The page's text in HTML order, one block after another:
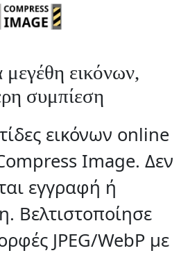
εικόνων,
συμπίεση
εικόνων online
Image. Δεν
εγγραφή ή
Βελτιστοποίησε
JPEG/WebP με